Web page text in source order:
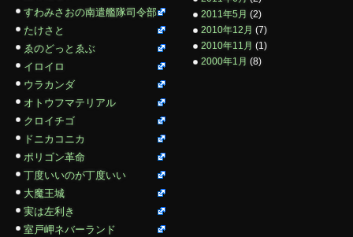
すわみさおの南遣艦隊司令部
たけさと
ゑのどっとゑぶ
イロイロ
ウラカンダ
オトウフマテリアル
クロイチゴ
ドニカコニカ
ポリゴン革命
丁度いいのが丁度いい
大魔王城
実は左利き
室戸岬ネバーランド
2011年5月 (2)
2010年12月 (7)
2010年11月 (1)
2000年1月 (8)